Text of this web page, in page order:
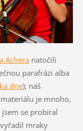
Acheranatočili
parafrázi alba
dne); náš
je mnoho,
se probíral
mraky